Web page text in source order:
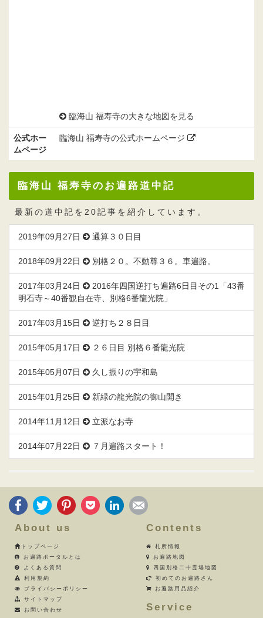
臨海山 福寿寺の大きな地図を見る
公式ホー
ムページ
臨海山 福寿寺の公式ホームページ
臨海山 福寿寺のお遍路道中記
最新の道中記を20記事を紹介しています。
2019年09月27日 通算３０日目
2018年09月22日 別格２０。不動尊３６。車遍路。
2017年03月24日
2016年四国逆打ち遍路6日目その1「43番
明石寺～40番観自在寺、別格6番龍光院」
2017年03月15日 逆打ち２８日目
2015年05月17日 ２６日目 別格６番龍光院
2015年05月07日 久し振りの宇和島
2015年01月25日 新緑の龍光院の御山開き
2014年11月12日 立派なお寺
2014年07月22日 ７月遍路スタート！
About us
トップページ
お遍路ポータルとは
よくある質問
利用規約
プライバシーポリシー
サイトマップ
お問い合わせ
Contents
札所情報
お遍路地図
四国別格二十霊場地図
初めてのお遍路さん
お遍路用品紹介
Service